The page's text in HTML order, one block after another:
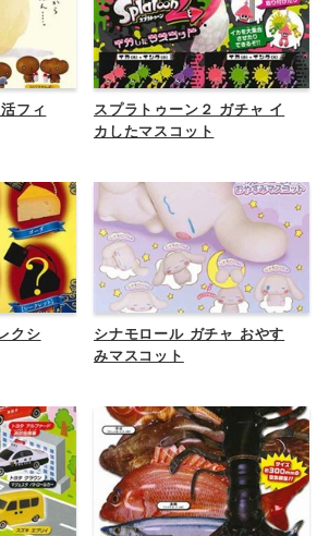
フィ
スプラトゥーン２ ガチャ イ
カしたマスコット
クシ
シナモロール ガチャ おやす
みマスコット